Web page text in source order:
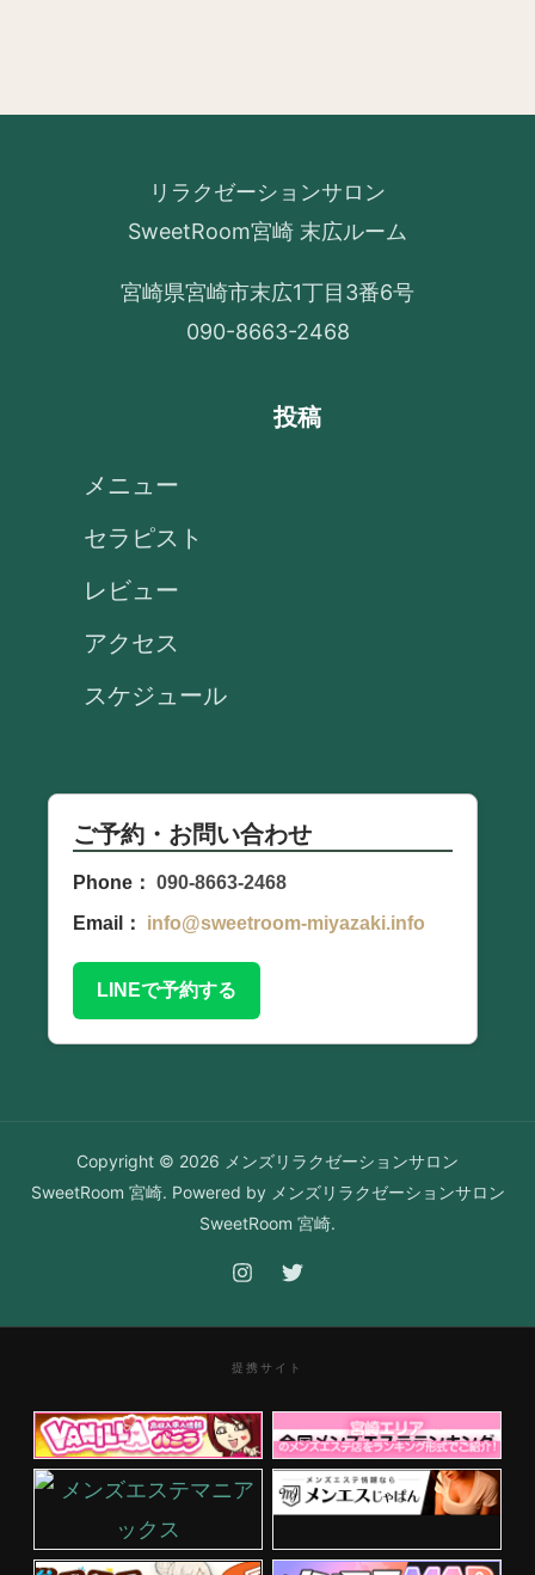
リラクゼーションサロン
SweetRoom宮崎 末広ルーム
宮崎県宮崎市末広1丁目3番6号
090-8663-2468
投稿
メニュー
セラピスト
レビュー
アクセス
スケジュール
ご予約・お問い合わせ
Phone： 090-8663-2468
Email：
info@sweetroom-miyazaki.info
LINEで予約する
Copyright © 2026 メンズリラクゼーションサロン
SweetRoom 宮崎. Powered by メンズリラクゼーションサロン
SweetRoom 宮崎.
提携サイト